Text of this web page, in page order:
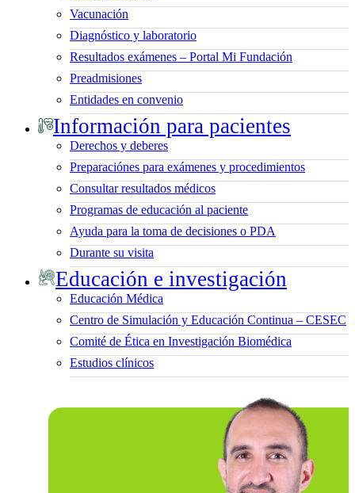
Vacunación
Diagnóstico y laboratorio
Resultados exámenes – Portal Mi Fundación
Preadmisiones
Entidades en convenio
Información para pacientes
Derechos y deberes
Preparaciónes para exámenes y procedimientos
Consultar resultados médicos
Programas de educación al paciente
Ayuda para la toma de decisiones o PDA
Durante su visita
Educación e investigación
Educación Médica
Centro de Simulación y Educación Continua – CESEC
Comité de Ética en Investigación Biomédica
Estudios clínicos